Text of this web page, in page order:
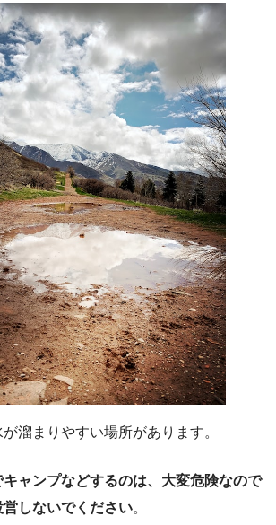
溜まりやすい場所があります。
ャンプなどするのは、大変危険なので
しないでください。